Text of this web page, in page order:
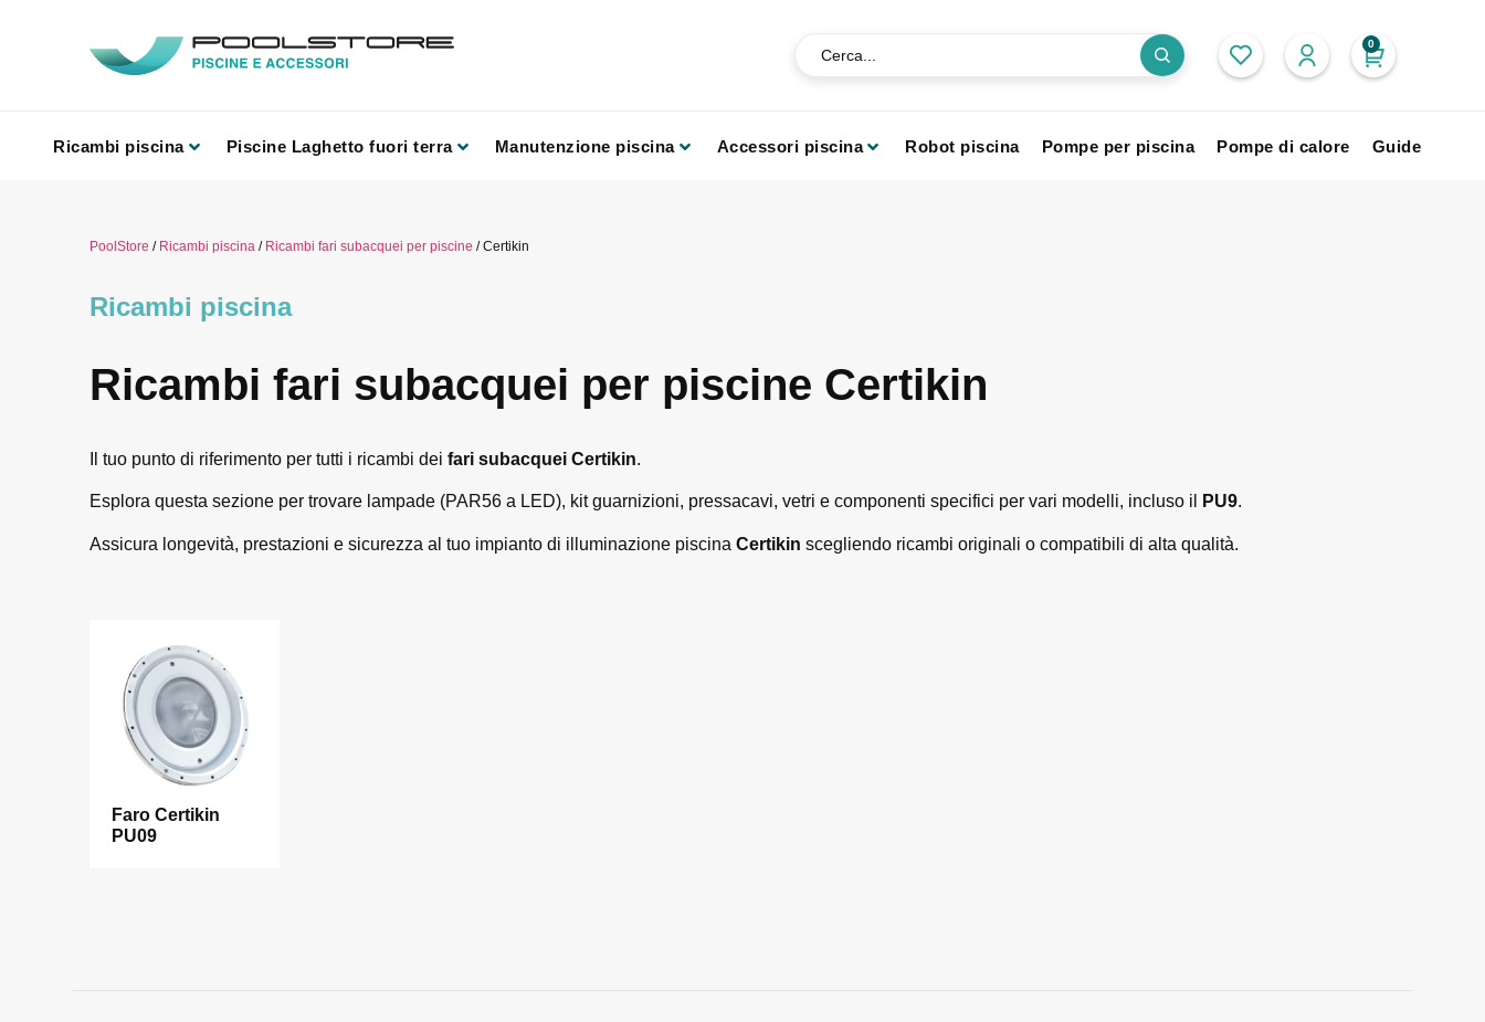
0
Ricambi piscina Piscine Laghetto fuori terra Manutenzione piscina Accessori piscina Robot piscina Pompe per piscina Pompe di calore Guide
PoolStore / Ricambi piscina/ Ricambi fari subacquei per piscine / Certikin
Ricambi piscina
Ricambi fari subacquei per piscine Certikin
Il tuo punto di riferimento per tutti i ricambi dei fari subacquei Certikin.
Esplora questa sezione per trovare lampade (PAR56 a LED), kit guarnizioni, pressacavi, vetri e componenti specifici per vari modelli, incluso il PU9.
Assicura longevità, prestazioni e sicurezza al tuo impianto di illuminazione piscina Certikin scegliendo ricambi originali o compatibili di alta qualità.
Faro Certikin
PU09